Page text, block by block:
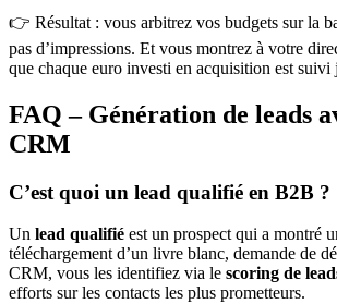
👉 Résultat : vous arbitrez vos budgets sur la
pas d’impressions. Et vous montrez à votre
que chaque euro investi en acquisition est suivi
FAQ – Génération de leads
CRM
C’est quoi un lead qualifié en B2B ?
Un lead qualifié est un prospect qui a montré
téléchargement d’un livre blanc, demande de
CRM, vous les identifiez via le scoring de
efforts sur les contacts les plus prometteurs.